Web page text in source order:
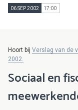
06 SEP 2002 17:00
Hoort bij Verslag van de
2002.
Sociaal en